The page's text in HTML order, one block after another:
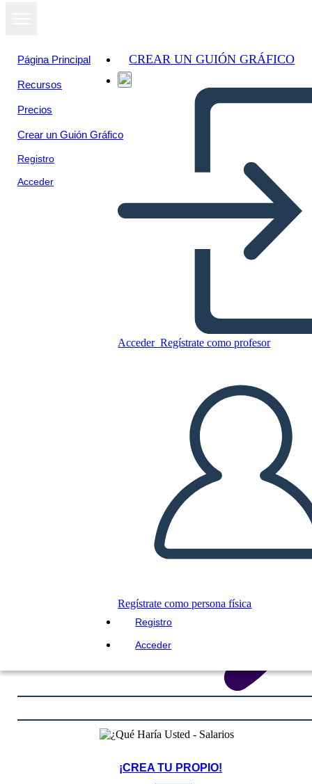
Página Principal
Recursos
Precios
Crear un Guión Gráfico
Registro
Acceder
CREAR UN GUIÓN GRÁFICO
Acceder Regístrate como profesor
Regístrate como persona física
Registro
Acceder
Copie este guión gráfico
JUEGO DE DIAPOSITIVAS
LEERME
¡CREA TU PROPIO!